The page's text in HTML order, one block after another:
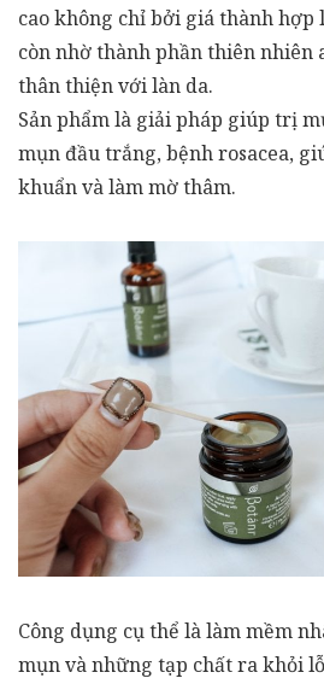
cao không chỉ bởi giá thành hợp
còn nhờ thành phần thiên nhiên
thân thiện với làn da.
Sản phẩm là giải pháp giúp trị
mụn đầu trắng, bệnh rosacea,
khuẩn và làm mờ thâm.
Công dụng cụ thể là làm mềm
mụn và những tạp chất ra khỏi